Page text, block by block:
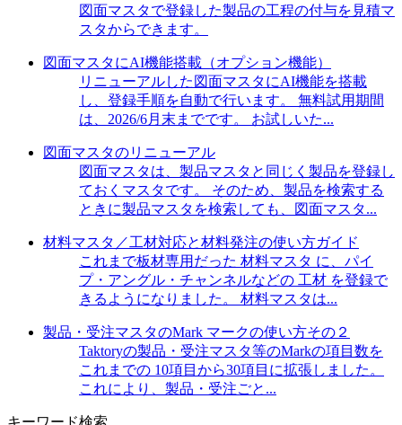
図面マスタで登録した製品の工程の付与を見積マ
スタからできます。
図面マスタにAI機能搭載（オプション機能）
リニューアルした図面マスタにAI機能を搭載
し、登録手順を自動で行います。 無料試用期間
は、2026/6月末までです。 お試しいた...
図面マスタのリニューアル
図面マスタは、製品マスタと同じく製品を登録し
ておくマスタです。 そのため、製品を検索する
ときに製品マスタを検索しても、図面マスタ...
材料マスタ／工材対応と材料発注の使い方ガイド
これまで板材専用だった 材料マスタ に、パイ
プ・アングル・チャンネルなどの 工材 を登録で
きるようになりました。 材料マスタは...
製品・受注マスタのMark マークの使い方その２
Taktoryの製品・受注マスタ等のMarkの項目数を
これまでの 10項目から30項目に拡張しました。
これにより、製品・受注ごと...
キーワード検索